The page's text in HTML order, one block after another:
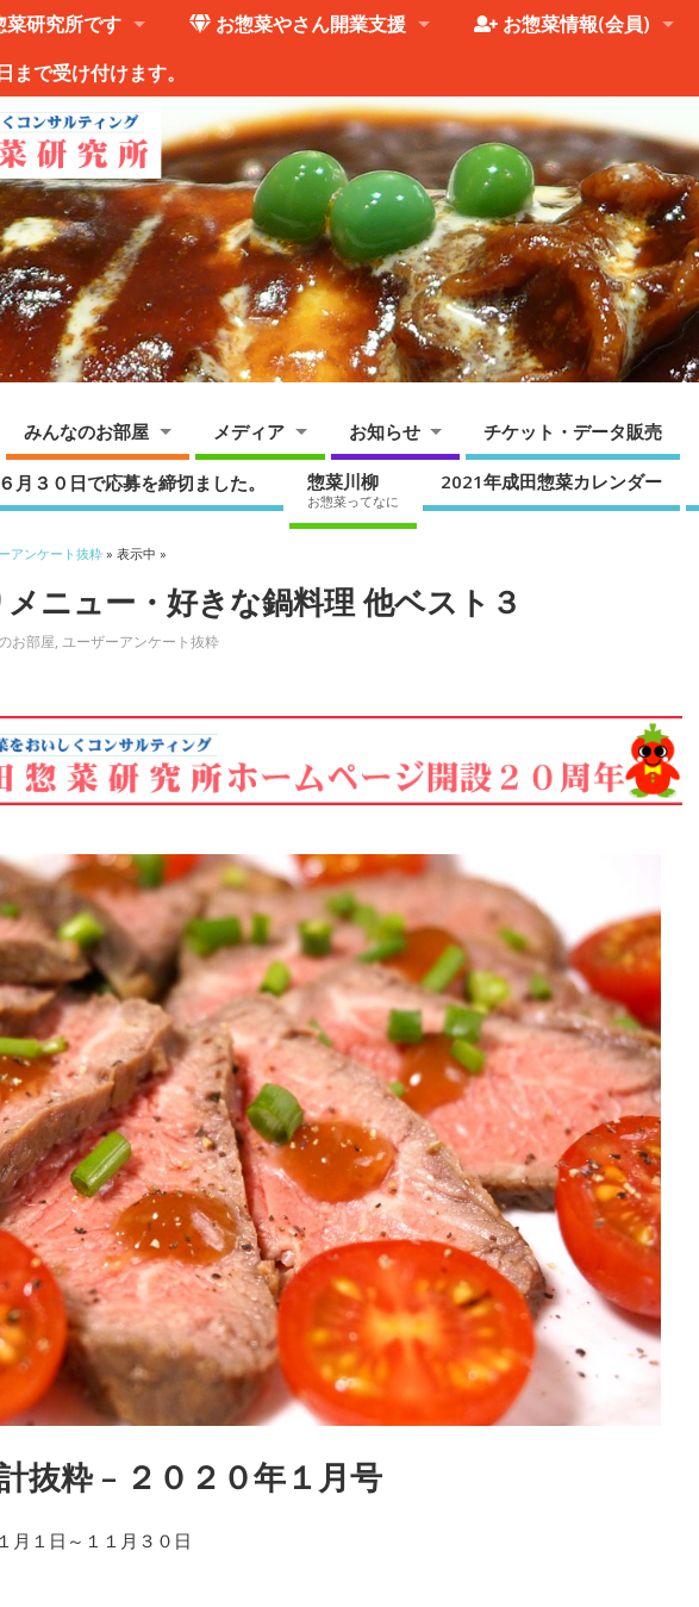
菜研究所です お惣菜やさん開業支援 お惣菜情報(会員)
まで受け付けます。
みんなのお部屋 メディア お知らせ チケット・データ販売
６月３０日で応募を締切ました。 惣菜川柳
お惣菜ってなに
2021年成田惣菜カレンダー
アンケート抜粋 » 表示中 »
ニュー・好きな鍋料理 他ベスト３
お部屋,ユーザーアンケート抜粋
抜粋 – ２０２０年１月号
月１日～１１月３０日